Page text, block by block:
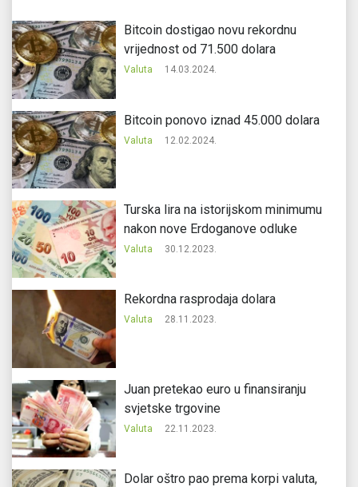
Bitcoin dostigao novu rekordnu
vrijednost od 71.500 dolara
Valuta 14.03.2024.
Bitcoin ponovo iznad 45.000 dolara
Valuta 12.02.2024.
Turska lira na istorijskom minimumu
nakon nove Erdoganove odluke
Valuta 30.12.2023.
Rekordna rasprodaja dolara
Valuta 28.11.2023.
Juan pretekao euro u finansiranju
svjetske trgovine
Valuta 22.11.2023.
Dolar oštro pao prema korpi valuta,